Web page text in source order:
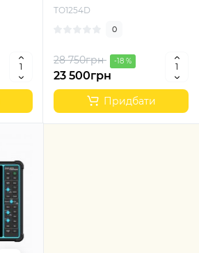
TO1254D
0
28 750грн -18 %
23 500грн
Придбати